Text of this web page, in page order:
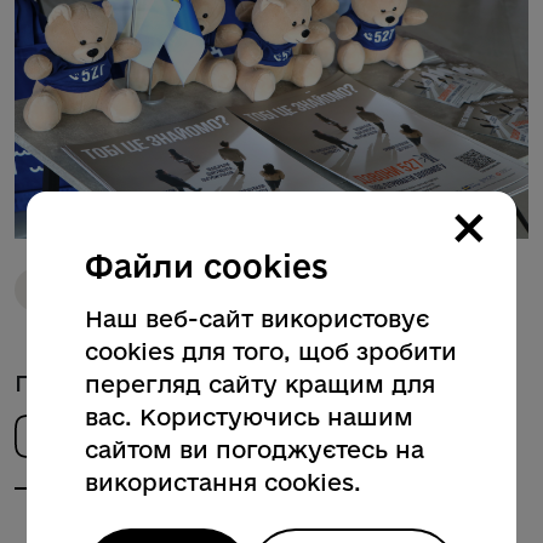
Поділитись новиною
×
Файли cookies
Наш веб-сайт використовує
cookies для того, щоб зробити
перегляд сайту кращим для
вас. Користуючись нашим
сайтом ви погоджуєтесь на
використання cookies.